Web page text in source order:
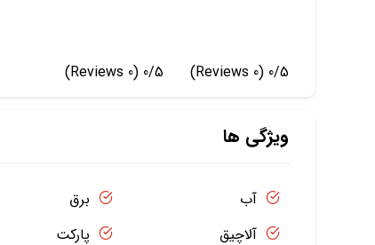
0/5
(0 Reviews)
0/5
(0 Reviews)
ویژگی ها
آب
آلاچیق
برق
پارکت